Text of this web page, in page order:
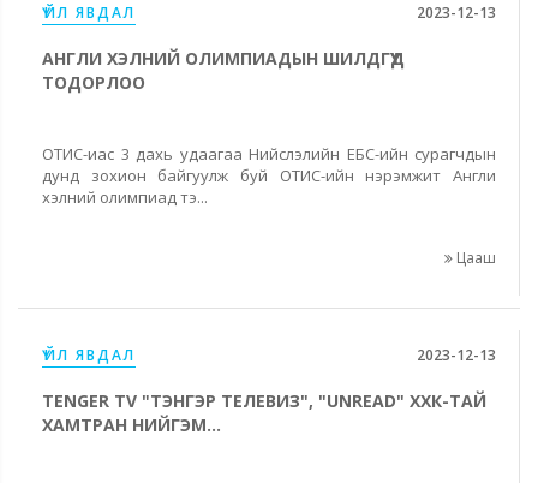
ҮЙЛ ЯВДАЛ 2023-12-13
АНГЛИ ХЭЛНИЙ ОЛИМПИАДЫН ШИЛДГҮҮД
ТОДОРЛОО
ОТИС-иас 3 дахь удаагаа Нийслэлийн ЕБС-ийн сурагчдын
дунд зохион байгуулж буй ОТИС-ийн нэрэмжит Англи
хэлний олимпиад тэ...
Цааш
ҮЙЛ ЯВДАЛ 2023-12-13
TENGER TV "ТЭНГЭР ТЕЛЕВИЗ", "UNREAD" ХХК-ТАЙ
ХАМТРАН НИЙГЭМ...